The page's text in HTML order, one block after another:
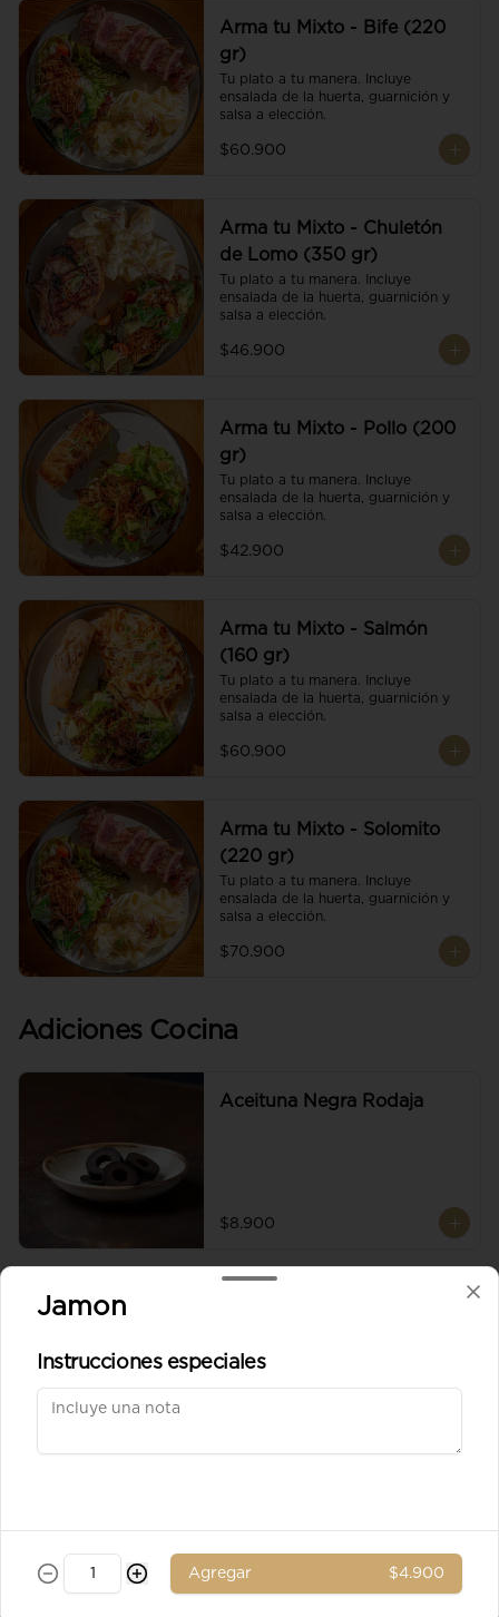
Arma tu Mixto - Bife (220
gr)
Tu plato a tu manera. Incluye
ensalada de la huerta, guarnición y
salsa a elección.
$60.900
Arma tu Mixto - Chuletón
de Lomo (350 gr)
Tu plato a tu manera. Incluye
ensalada de la huerta, guarnición y
salsa a elección.
$46.900
Arma tu Mixto - Pollo (200
gr)
Tu plato a tu manera. Incluye
ensalada de la huerta, guarnición y
salsa a elección.
$42.900
Arma tu Mixto - Salmón
(160 gr)
Tu plato a tu manera. Incluye
ensalada de la huerta, guarnición y
salsa a elección.
$60.900
Arma tu Mixto - Solomito
(220 gr)
Tu plato a tu manera. Incluye
ensalada de la huerta, guarnición y
salsa a elección.
$70.900
Adiciones Cocina
Aceituna Negra Rodaja
$8.900
Jamon
Instrucciones especiales
Agregar $4.900